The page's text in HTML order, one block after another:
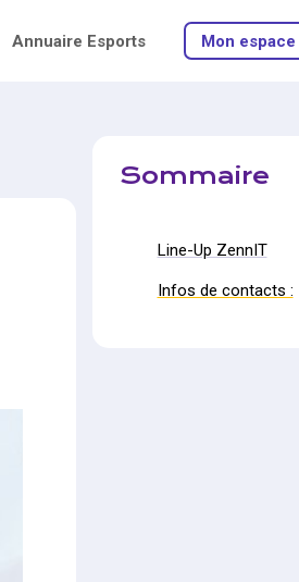
Annuaire Esports Mon espace
Sommaire
Line-Up ZennIT
Infos de contacts :